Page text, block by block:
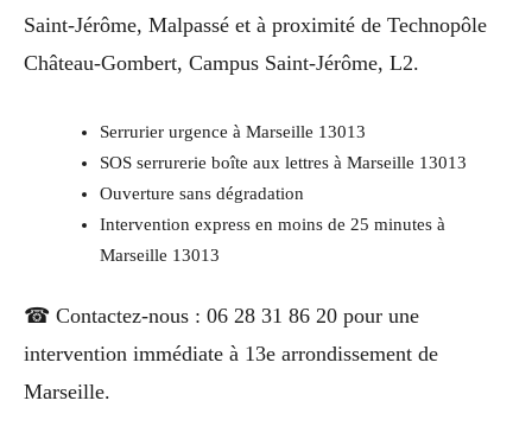
Saint-Jérôme, Malpassé et à proximité de Technopôle
Château-Gombert, Campus Saint-Jérôme, L2.
Serrurier urgence à Marseille 13013
SOS serrurerie boîte aux lettres à Marseille 13013
Ouverture sans dégradation
Intervention express en moins de 25 minutes à
Marseille 13013
☎ Contactez-nous : 06 28 31 86 20 pour une
intervention immédiate à 13e arrondissement de
Marseille.